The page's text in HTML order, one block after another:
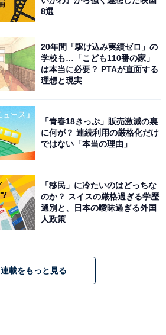
8選
20年間「駆け込み実績ゼロ」の
学校も…「こども110番の家」
は本当に必要？ PTAが直面する
理想と現実
「青春18きっぷ」販売激減の裏
に何が？ 連続利用の厳格化だけ
ではない「本当の理由」
「移民」に冷たいのはどっちな
のか？ スイスの厳格過ぎる学歴
選別と、日本の曖昧過ぎる外国
人政策
連載をもっと見る